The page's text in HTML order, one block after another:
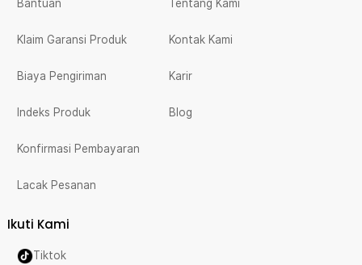
Bantuan
Klaim Garansi Produk
Biaya Pengiriman
Indeks Produk
Konfirmasi Pembayaran
Lacak Pesanan
Tentang Kami
Kontak Kami
Karir
Blog
Ikuti Kami
Tiktok